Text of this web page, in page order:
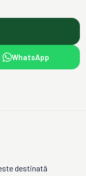
WhatsApp
destinată